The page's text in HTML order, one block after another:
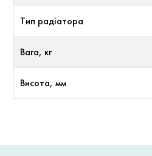
Тип радіатора
Вага, кг
Висота, мм